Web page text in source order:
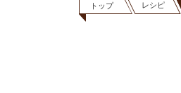
トップ レシピ